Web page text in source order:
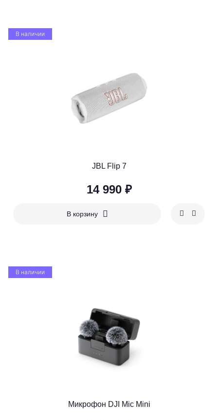
В наличии
JBL Flip 7
14 990 ₽
В корзину
В наличии
Микрофон DJI Mic Mini